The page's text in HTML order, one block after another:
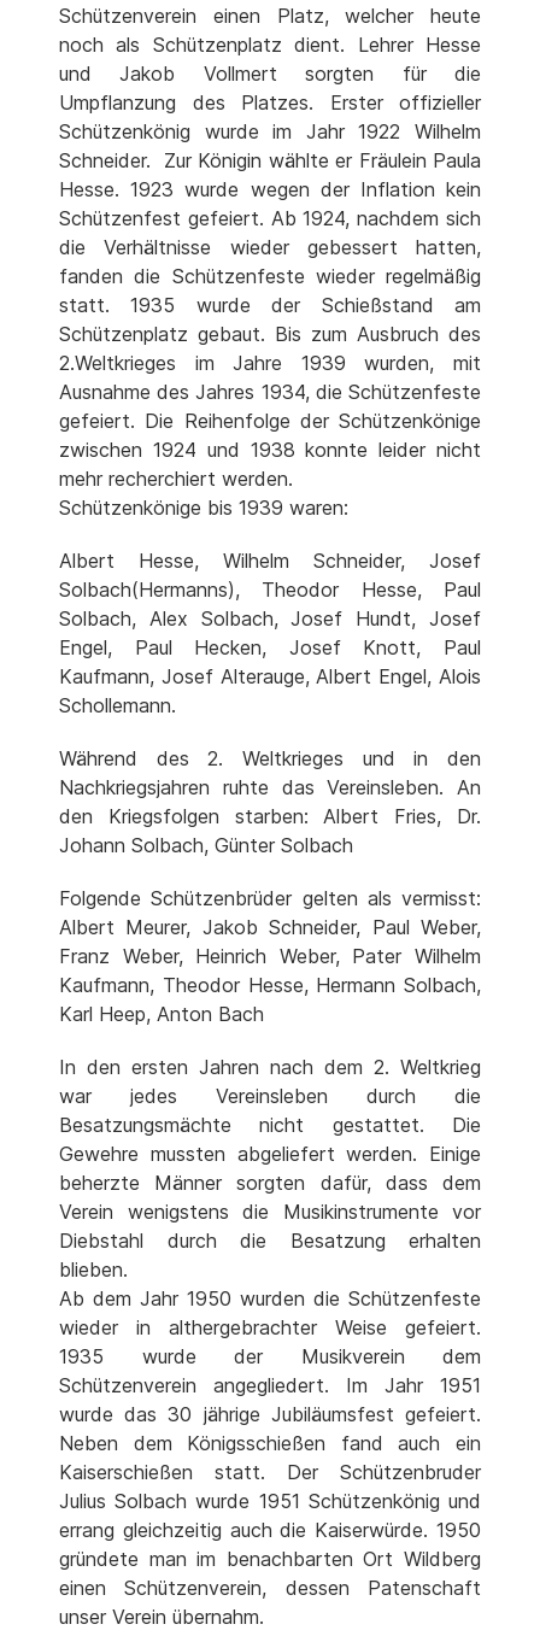
Schützenverein einen Platz, welcher heute
noch als Schützenplatz dient. Lehrer Hesse
und Jakob Vollmert sorgten für die
Umpflanzung des Platzes. Erster offizieller
Schützenkönig wurde im Jahr 1922 Wilhelm
Schneider. Zur Königin wählte er Fräulein Paula
Hesse. 1923 wurde wegen der Inflation kein
Schützenfest gefeiert. Ab 1924, nachdem sich
die Verhältnisse wieder gebessert hatten,
fanden die Schützenfeste wieder regelmäßig
statt. 1935 wurde der Schießstand am
Schützenplatz gebaut. Bis zum Ausbruch des
2.Weltkrieges im Jahre 1939 wurden, mit
Ausnahme des Jahres 1934, die Schützenfeste
gefeiert. Die Reihenfolge der Schützenkönige
zwischen 1924 und 1938 konnte leider nicht
mehr recherchiert werden.
Schützenkönige bis 1939 waren:
Albert Hesse, Wilhelm Schneider, Josef
Solbach(Hermanns), Theodor Hesse, Paul
Solbach, Alex Solbach, Josef Hundt, Josef
Engel, Paul Hecken, Josef Knott, Paul
Kaufmann, Josef Alterauge, Albert Engel, Alois
Schollemann.
Während des 2. Weltkrieges und in den
Nachkriegsjahren ruhte das Vereinsleben. An
den Kriegsfolgen starben: Albert Fries, Dr.
Johann Solbach, Günter Solbach
Folgende Schützenbrüder gelten als vermisst:
Albert Meurer, Jakob Schneider, Paul Weber,
Franz Weber, Heinrich Weber, Pater Wilhelm
Kaufmann, Theodor Hesse, Hermann Solbach,
Karl Heep, Anton Bach
In den ersten Jahren nach dem 2. Weltkrieg
war jedes Vereinsleben durch die
Besatzungsmächte nicht gestattet. Die
Gewehre mussten abgeliefert werden. Einige
beherzte Männer sorgten dafür, dass dem
Verein wenigstens die Musikinstrumente vor
Diebstahl durch die Besatzung erhalten
blieben.
Ab dem Jahr 1950 wurden die Schützenfeste
wieder in althergebrachter Weise gefeiert.
1935 wurde der Musikverein dem
Schützenverein angegliedert. Im Jahr 1951
wurde das 30 jährige Jubiläumsfest gefeiert.
Neben dem Königsschießen fand auch ein
Kaiserschießen statt. Der Schützenbruder
Julius Solbach wurde 1951 Schützenkönig und
errang gleichzeitig auch die Kaiserwürde. 1950
gründete man im benachbarten Ort Wildberg
einen Schützenverein, dessen Patenschaft
unser Verein übernahm.